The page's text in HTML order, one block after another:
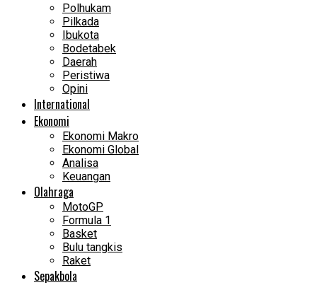
Polhukam
Pilkada
Ibukota
Bodetabek
Daerah
Peristiwa
Opini
International
Ekonomi
Ekonomi Makro
Ekonomi Global
Analisa
Keuangan
Olahraga
MotoGP
Formula 1
Basket
Bulu tangkis
Raket
Sepakbola